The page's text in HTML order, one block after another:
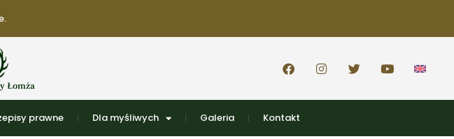
Łomża
prawne Dla myśliwych Galeria Kontakt